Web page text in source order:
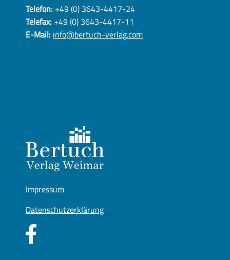
Telefon:+49 (0) 3643-4417-24
Telefax:+49 (0) 3643-4417-11
E-Mail:info@bertuch-verlag.com
Impressum
Datenschutzerklärung